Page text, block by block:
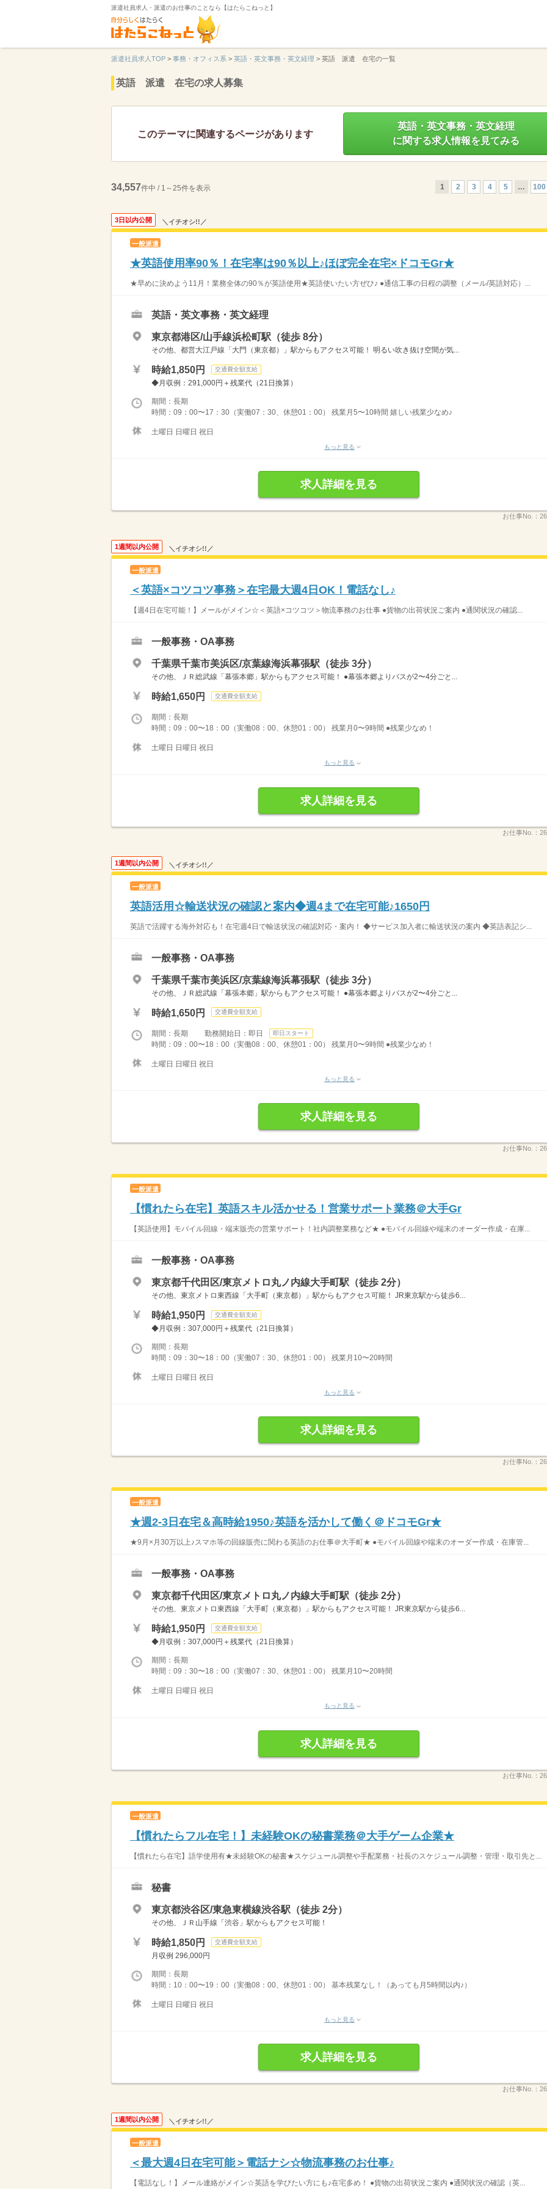
派遣社員求人・派遣のお仕事のことなら【はたらこねっと】
派遣社員求人TOP > 事務・オフィス系 > 英語・英文事務・英文経理 > 英語 派遣 在宅の一覧
英語 派遣 在宅の求人募集
このテーマに関連するページがあります
英語・英文事務・英文経理
に関する求人情報を見てみる
34,557件中 / 1～25件を表示 1 2 3 4 5 … 100
3日以内公開 ＼イチオシ!!／
一般派遣
★英語使用率90％！在宅率は90％以上♪ほぼ完全在宅×ドコモGr★
★早めに決めよう11月！業務全体の90％が英語使用★英語使いたい方ぜひ♪ ●通信工事の日程の調整（メール/英語対応）...
英語・英文事務・英文経理
東京都港区/山手線浜松町駅（徒歩 8分）
その他、都営大江戸線「大門（東京都）」駅からもアクセス可能！ 明るい吹き抜け空間が気...
時給1,850円 交通費全額支給
◆月収例：291,000円＋残業代（21日換算）
期間：長期
時間：09：00〜17：30（実働07：30、休憩01：00） 残業月5〜10時間 嬉しい残業少なめ♪
土曜日 日曜日 祝日
もっと見る
求人詳細を見る
お仕事No.：
1週間以内公開 ＼イチオシ!!／
一般派遣
＜英語×コツコツ事務＞在宅最大週4日OK！電話なし♪
【週4日在宅可能！】メールがメイン☆＜英語×コツコツ＞物流事務のお仕事 ●貨物の出荷状況ご案内 ●通関状況の確認...
一般事務・OA事務
千葉県千葉市美浜区/京葉線海浜幕張駅（徒歩 3分）
その他、ＪＲ総武線「幕張本郷」駅からもアクセス可能！ ●幕張本郷よりバスが2〜4分ごと...
時給1,650円 交通費全額支給
期間：長期
時間：09：00〜18：00（実働08：00、休憩01：00） 残業月0〜9時間 ●残業少なめ！
土曜日 日曜日 祝日
もっと見る
求人詳細を見る
お仕事No.：
1週間以内公開 ＼イチオシ!!／
一般派遣
英語活用☆輸送状況の確認と案内◆週4まで在宅可能♪1650円
英語で活躍する海外対応も！在宅週4日で輸送状況の確認対応・案内！ ◆サービス加入者に輸送状況の案内 ◆英語表記シ...
一般事務・OA事務
千葉県千葉市美浜区/京葉線海浜幕張駅（徒歩 3分）
その他、ＪＲ総武線「幕張本郷」駅からもアクセス可能！ ●幕張本郷よりバスが2〜4分ごと...
時給1,650円 交通費全額支給
期間：長期 勤務開始日：即日 即日スタート
時間：09：00〜18：00（実働08：00、休憩01：00） 残業月0〜9時間 ●残業少なめ！
土曜日 日曜日 祝日
もっと見る
求人詳細を見る
お仕事No.：
一般派遣
【慣れたら在宅】英語スキル活かせる！営業サポート業務＠大手Gr
【英語使用】モバイル回線・端末販売の営業サポート！社内調整業務など★ ●モバイル回線や端末のオーダー作成・在庫...
一般事務・OA事務
東京都千代田区/東京メトロ丸ノ内線大手町駅（徒歩 2分）
その他、東京メトロ東西線「大手町（東京都）」駅からもアクセス可能！ JR東京駅から徒歩6...
時給1,950円 交通費全額支給
◆月収例：307,000円＋残業代（21日換算）
期間：長期
時間：09：30〜18：00（実働07：30、休憩01：00） 残業月10〜20時間
土曜日 日曜日 祝日
もっと見る
求人詳細を見る
お仕事No.：
一般派遣
★週2-3日在宅＆高時給1950♪英語を活かして働く＠ドコモGr★
★9月×月30万以上♪スマホ等の回線販売に関わる英語のお仕事＠大手町★ ●モバイル回線や端末のオーダー作成・在庫管...
一般事務・OA事務
東京都千代田区/東京メトロ丸ノ内線大手町駅（徒歩 2分）
その他、東京メトロ東西線「大手町（東京都）」駅からもアクセス可能！ JR東京駅から徒歩6...
時給1,950円 交通費全額支給
◆月収例：307,000円＋残業代（21日換算）
期間：長期
時間：09：30〜18：00（実働07：30、休憩01：00） 残業月10〜20時間
土曜日 日曜日 祝日
もっと見る
求人詳細を見る
お仕事No.：
一般派遣
【慣れたらフル在宅！】未経験OKの秘書業務＠大手ゲーム企業★
【慣れたら在宅】語学使用有★未経験OKの秘書★スケジュール調整や手配業務・社長のスケジュール調整・管理・取引先と...
秘書
東京都渋谷区/東急東横線渋谷駅（徒歩 2分）
その他、ＪＲ山手線「渋谷」駅からもアクセス可能！
時給1,850円 交通費全額支給
月収例 296,000円
期間：長期
時間：10：00〜19：00（実働08：00、休憩01：00） 基本残業なし！（あっても月5時間以内♪）
土曜日 日曜日 祝日
もっと見る
求人詳細を見る
お仕事No.：
1週間以内公開 ＼イチオシ!!／
一般派遣
＜最大週4日在宅可能＞電話ナシ☆物流事務のお仕事♪
【電話なし！】メール連絡がメイン☆英語を学びたい方にも♪在宅多め！ ●貨物の出荷状況ご案内 ●通関状況の確認（英...